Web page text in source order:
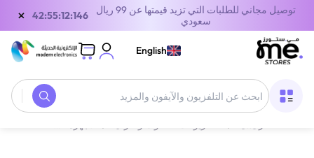
توصيل مجاني للطلبات التي تزيد قيمتها عن 99 ريال
سعودي
42:55:12:146
×
English